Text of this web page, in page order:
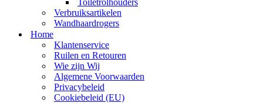
Toiletrolhouders
Verbruiksartikelen
Wandhaardrogers
Home
Klantenservice
Ruilen en Retouren
Wie zijn Wij
Algemene Voorwaarden
Privacybeleid
Cookiebeleid (EU)